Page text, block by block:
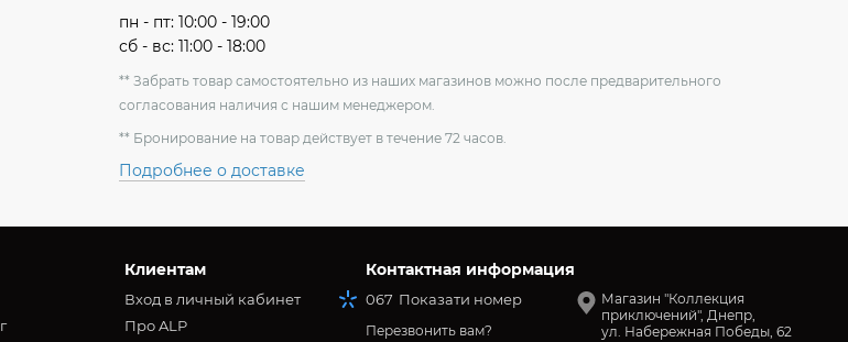
пн - пт: 10:00 - 19:00
сб - вс: 11:00 - 18:00
** Забрать товар самостоятельно из наших магазинов можно после предварительного
согласования наличия с нашим менеджером.
** Бронирование на товар действует в течение 72 часов.
Подробнее о доставке
Клиентам
Вход в личный кабинет
Про ALP
Контактная информация
067 Показати номер
Перезвонить вам?
Магазин "Коллекция
приключений", Днепр,
ул. Набережная Победы, 62